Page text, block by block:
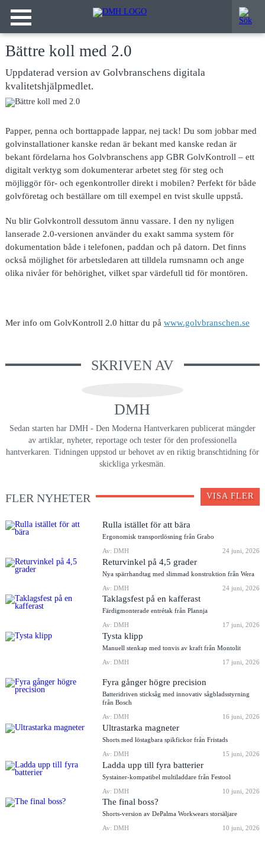
Bättre koll med 2.0
Uppdaterad version av Golvbranschens digitala
kvalitetshjälpmedlet.
Papper, penna och borttappade lappar, nej tack! Du som jobbar med
golvinstallationer kanske redan är bekant med kanske redan är
bekant fördelarna hos Golvbranschens app GBR GolvKontroll – ett
digitalt verktyg som dokumenterar arbetet steg för steg och
möjliggör för- och egenkontroller direkt i mobilen? Perfekt för både
golvföretag och beställare om till exempel en tvist skulle uppstå.
Nu blir Golvkontroll dessutom ännu vassare. I den ny nyligen
lanserade 2.0-versionen använder du exakt samma system för
dokumentation både i telefonen, paddan och på datorn. Det finns
också möjlighet för arbetsledaren att tilldela rumsnamn och ange
olika nivåer för behörighet, vilket spar värdefull tid för montören.
Mer info om GolvKontroll 2.0 hittar du på www.golvbranschen.se
SKRIVEN AV
DMH
Sedan starten har DMH - Den Moderna Hantverkaren publicerat mängder
av artiklar, nyheter, reportage och tester för den professionella
hantverkaren. Tidningen uppstod ur behovet av en riktig branschtidning för
skickliga yrkesmän.
FLER NYHETER VISA FLER
Rulla istället för att bära
Ergonomisk transportlösning från Grabo
Av: DMH
24 juni, 2026
Returvinkel på 4,5 grader
Nya spärrhandtag med slimmad konstruktion från Wera
Av: DMH
24 juni, 2026
Taklagsfest på en kafferast
Färdigmonterade entrétak från Plannja
Av: DMH
17 juni, 2026
Tysta klipp
Manuell stenkap med tonvis av kraft från Montolit
Av: DMH
17 juni, 2026
Fyra gånger högre precision
Batteridriven sticksåg med innovativ sågbladsstyrning
från Bosch
Av: DMH
16 juni, 2026
Ultrastarka magneter
Shorts med löstagbara spikfickor från Fristads
Av: DMH
15 juni, 2026
Ladda upp till fyra batterier
Systainer-kompatibel multiladdare från Festool
Av: DMH
10 juni, 2026
The final boss?
Shorts-version av DePalma Workwears storsäljare
Av: DMH
10 juni, 2026